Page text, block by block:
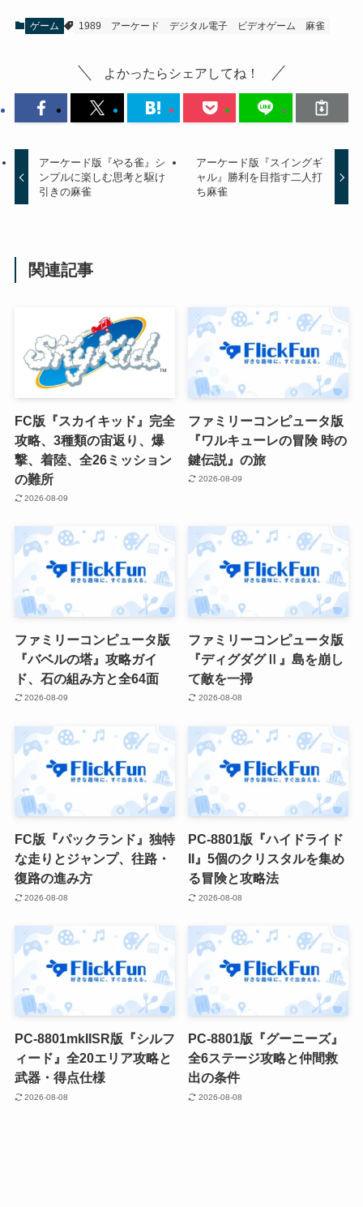
ゲーム 1989 アーケード デジタル電子 ビデオゲーム 麻雀
よかったらシェアしてね！
アーケード版『やる雀』シ
ンプルに楽しむ思考と駆け
引きの麻雀
アーケード版『スイングギ
ャル』勝利を目指す二人打
ち麻雀
関連記事
FC版『スカイキッド』完全
攻略、3種類の宙返り、爆
撃、着陸、全26ミッション
の難所
2026-08-09
ファミリーコンピュータ版
『ワルキューレの冒険 時の
鍵伝説』の旅
2026-08-09
ファミリーコンピュータ版
『バベルの塔』攻略ガイ
ド、石の組み方と全64面
2026-08-09
ファミリーコンピュータ版
『ディグダグⅡ』島を崩し
て敵を一掃
2026-08-08
FC版『パックランド』独特
な走りとジャンプ、往路・
復路の進み方
2026-08-08
PC-8801版『ハイドライド
II』5個のクリスタルを集め
る冒険と攻略法
2026-08-08
PC-8801mkIISR版『シルフ
ィード』全20エリア攻略と
武器・得点仕様
2026-08-08
PC-8801版『グーニーズ』
全6ステージ攻略と仲間救
出の条件
2026-08-08